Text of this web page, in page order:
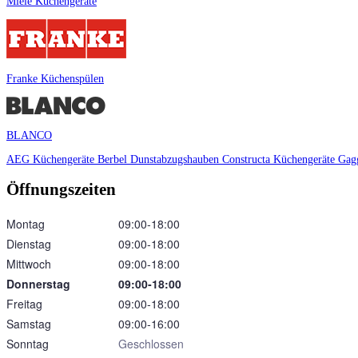
Franke Küchenspülen
BLANCO
AEG Küchengeräte Berbel Dunstabzugshauben Constructa Küchengeräte
Öffnungszeiten
Montag
09:00‑18:00
Dienstag
09:00‑18:00
Mittwoch
09:00‑18:00
Donnerstag
09:00‑18:00
Freitag
09:00‑18:00
Samstag
09:00‑16:00
Sonntag
Geschlossen